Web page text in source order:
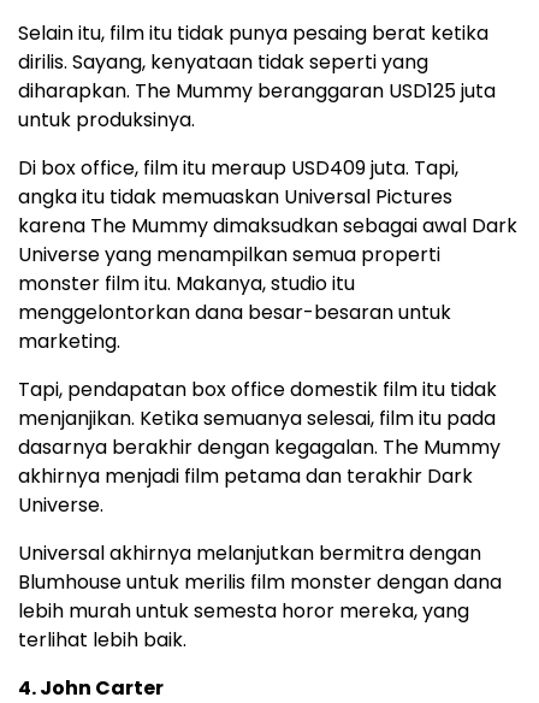
Selain itu, film itu tidak punya pesaing berat ketika
dirilis. Sayang, kenyataan tidak seperti yang
diharapkan. The Mummy beranggaran USD125 juta
untuk produksinya.
Di box office, film itu meraup USD409 juta. Tapi,
angka itu tidak memuaskan Universal Pictures
karena The Mummy dimaksudkan sebagai awal Dark
Universe yang menampilkan semua properti
monster film itu. Makanya, studio itu
menggelontorkan dana besar-besaran untuk
marketing.
Tapi, pendapatan box office domestik film itu tidak
menjanjikan. Ketika semuanya selesai, film itu pada
dasarnya berakhir dengan kegagalan. The Mummy
akhirnya menjadi film petama dan terakhir Dark
Universe.
Universal akhirnya melanjutkan bermitra dengan
Blumhouse untuk merilis film monster dengan dana
lebih murah untuk semesta horor mereka, yang
terlihat lebih baik.
4. John Carter